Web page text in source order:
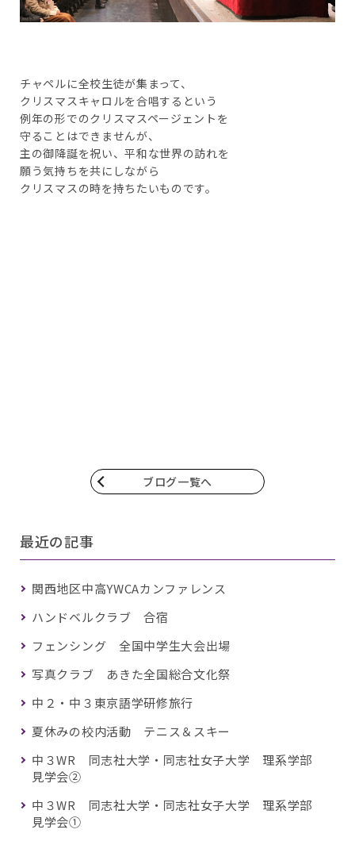
チャペルに全校生徒が集まって、
クリスマスキャロルを合唱するという
例年の形でのクリスマスページェントを
守ることはできませんが、
主の御降誕を祝い、平和な世界の訪れを
願う気持ちを共にしながら
クリスマスの時を持ちたいものです。
ブログ一覧へ
最近の記事
関西地区中高YWCAカンファレンス
ハンドベルクラブ 合宿
フェンシング 全国中学生大会出場
写真クラブ あきた全国総合文化祭
中２・中３東京語学研修旅行
夏休みの校内活動 テニス＆スキー
中３WR 同志社大学・同志社女子大学 理系学部
見学会②
中３WR 同志社大学・同志社女子大学 理系学部
見学会①